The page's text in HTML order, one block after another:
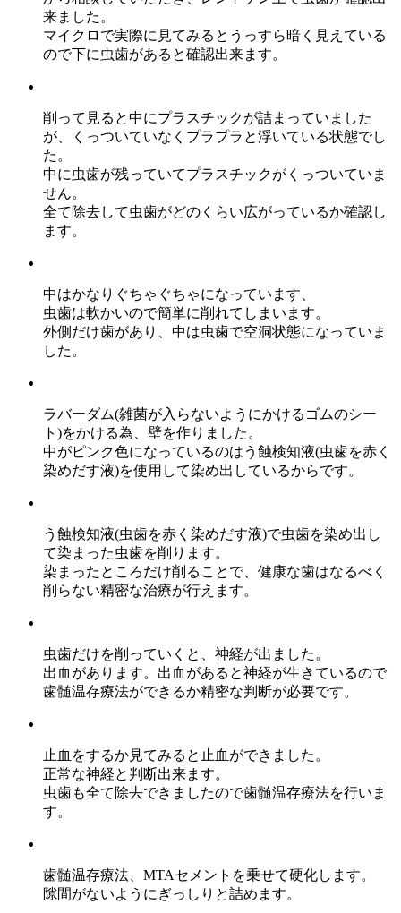
来ました。
マイクロで実際に見てみるとうっすら暗く見えている
ので下に虫歯があると確認出来ます。
削って見ると中にプラスチックが詰まっていました
が、くっついていなくプラプラと浮いている状態でし
た。
中に虫歯が残っていてプラスチックがくっついていま
せん。
全て除去して虫歯がどのくらい広がっているか確認し
ます。
中はかなりぐちゃぐちゃになっています、
虫歯は軟かいので簡単に削れてしまいます。
外側だけ歯があり、中は虫歯で空洞状態になっていま
した。
ラバーダム(雑菌が入らないようにかけるゴムのシー
ト)をかける為、壁を作りました。
中がピンク色になっているのはう蝕検知液(虫歯を赤く
染めだす液)を使用して染め出しているからです。
う蝕検知液(虫歯を赤く染めだす液)で虫歯を染め出し
て染まった虫歯を削ります。
染まったところだけ削ることで、健康な歯はなるべく
削らない精密な治療が行えます。
虫歯だけを削っていくと、神経が出ました。
出血があります。出血があると神経が生きているので
歯髄温存療法ができるか精密な判断が必要です。
止血をするか見てみると止血ができました。
正常な神経と判断出来ます。
虫歯も全て除去できましたので歯髄温存療法を行いま
す。
歯髄温存療法、MTAセメントを乗せて硬化します。
隙間がないようにぎっしりと詰めます。